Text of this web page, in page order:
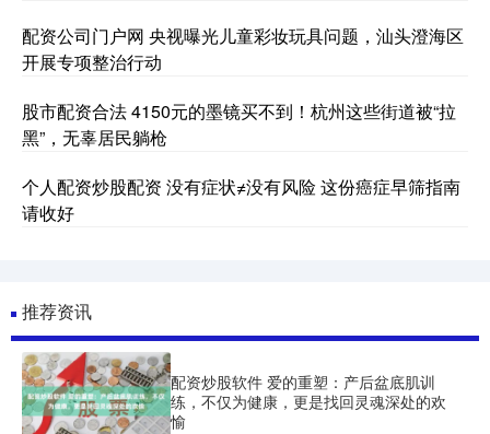
配资公司门户网 央视曝光儿童彩妆玩具问题，汕头澄海区
开展专项整治行动
股市配资合法 4150元的墨镜买不到！杭州这些街道被“拉
黑”，无辜居民躺枪
个人配资炒股配资 没有症状≠没有风险 这份癌症早筛指南
请收好
推荐资讯
配资炒股软件 爱的重塑：产后盆底肌训
练，不仅为健康，更是找回灵魂深处的欢
愉